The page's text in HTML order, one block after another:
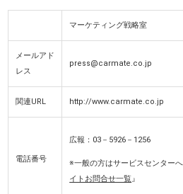
マーケティング戦略室
メールアド
レス
press@carmate.co.jp
関連URL http://www.carmate.co.jp
電話番号
広報：03－5926－1256
※一般の方はサービスセンター
イトお問合せ一覧』